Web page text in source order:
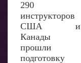
290
инструкторов
США и
Канады
прошли
подготовку